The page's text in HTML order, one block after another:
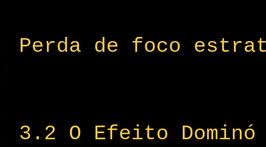
Perda de foco
3.2 O Efeito Dominó